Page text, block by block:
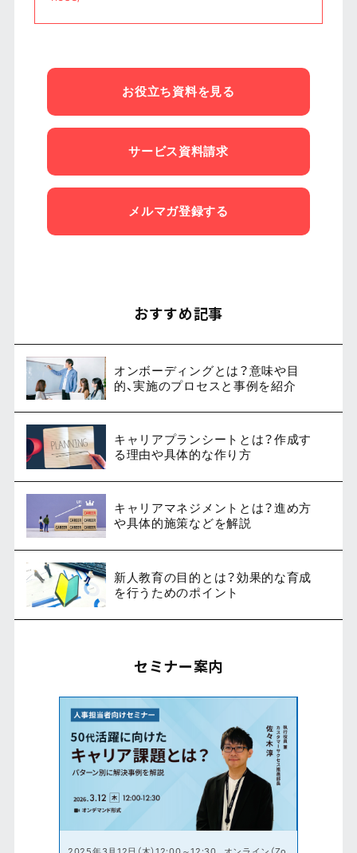
お役立ち資料を見る
サービス資料請求
メルマガ登録する
おすすめ記事
オンボーディングとは？意味や目
的、実施のプロセスと事例を紹介
キャリアプランシートとは？作成す
る理由や具体的な作り方
キャリアマネジメントとは？進め方
や具体的施策などを解説
新人教育の目的とは？効果的な育成
を行うためのポイント
セミナー案内